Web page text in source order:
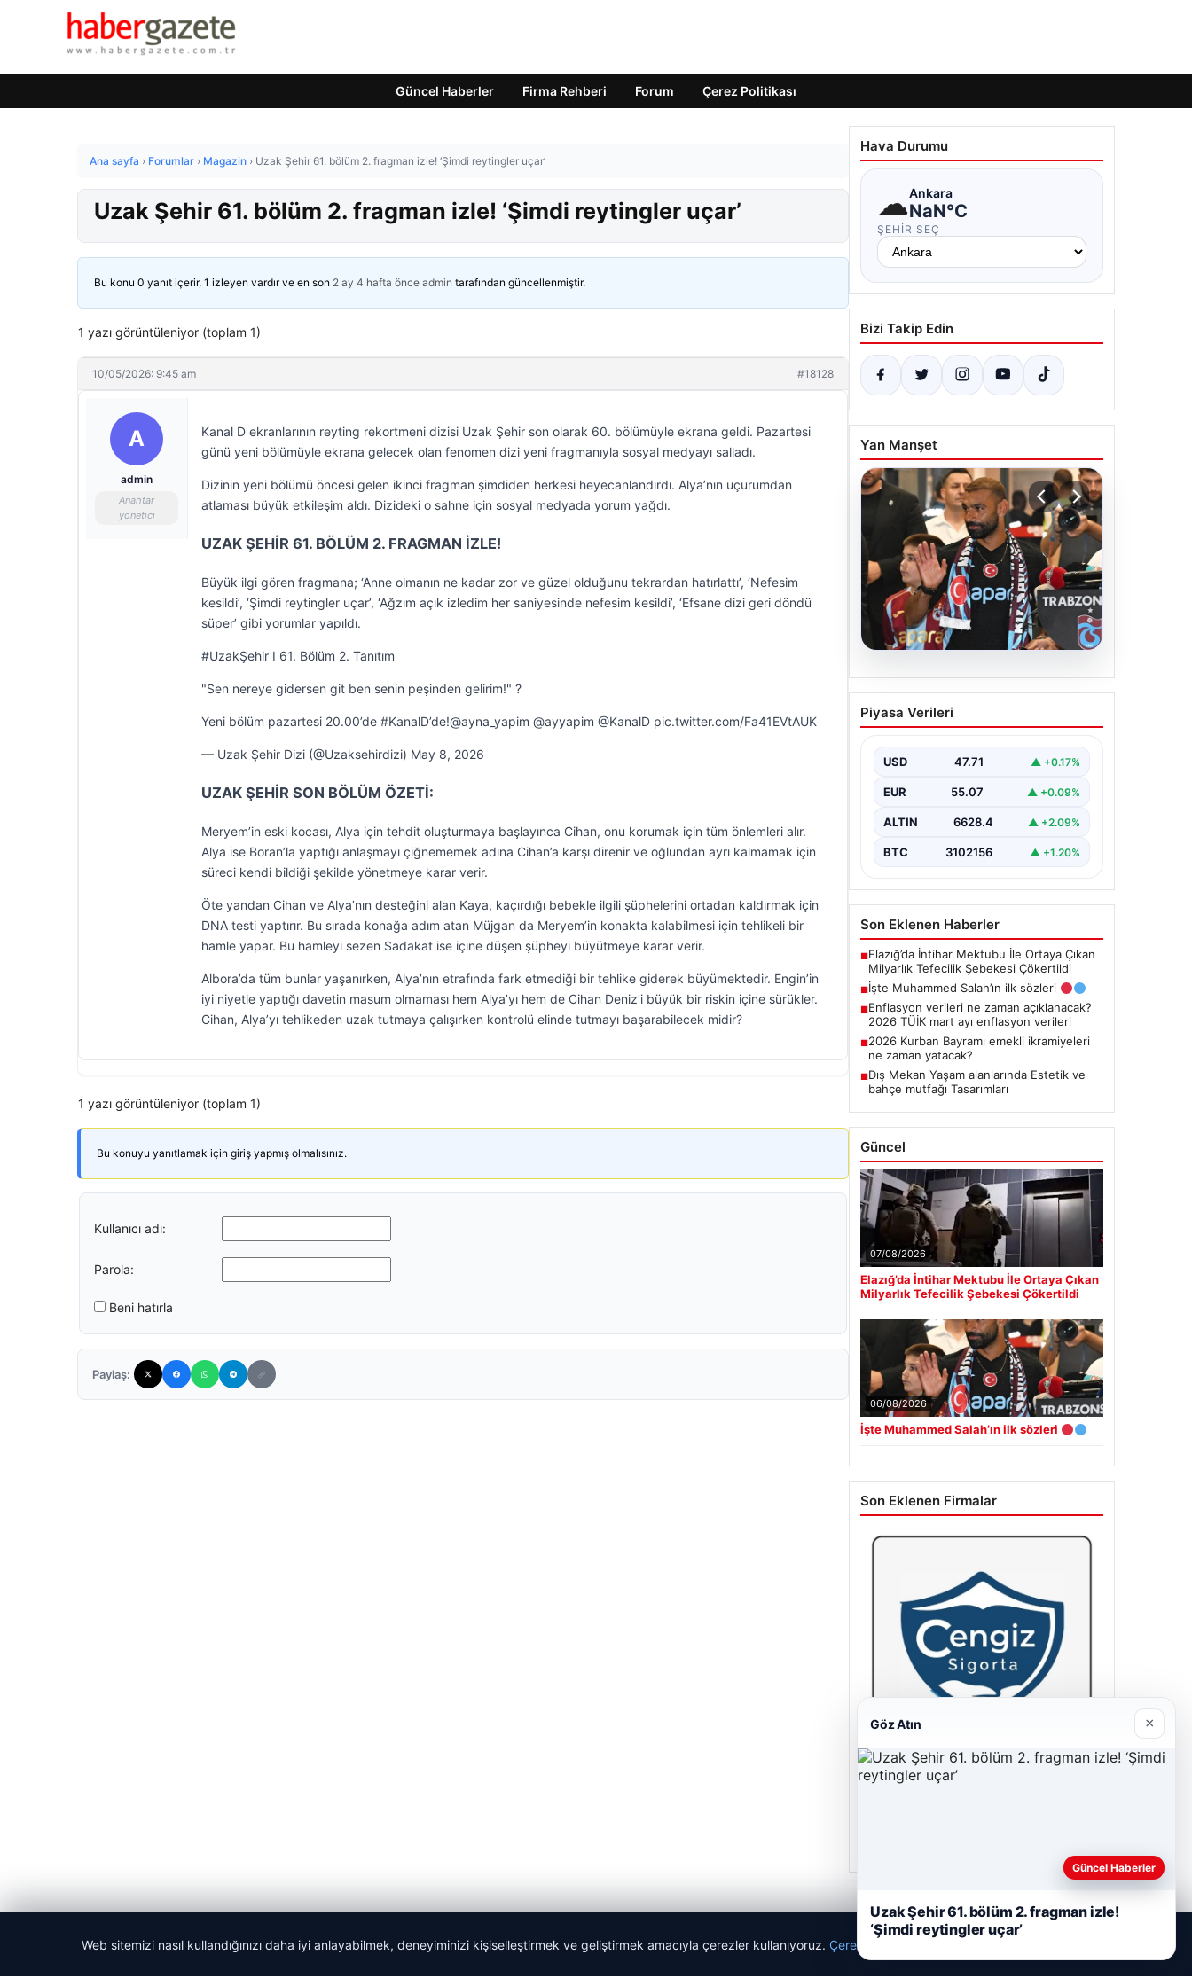
Güncel Haberler Firma Rehberi Forum Çerez Politikası
Ana sayfa › Forumlar › Magazin › Uzak Şehir 61. bölüm 2. fragman izle! ‘Şimdi reytingler uçar’
Uzak Şehir 61. bölüm 2. fragman izle! ‘Şimdi reytingler uçar’
Bu konu 0 yanıt içerir, 1 izleyen vardır ve en son 2 ay 4 hafta önce admin tarafından güncellenmiştir.
1 yazı görüntüleniyor (toplam 1)
10/05/2026: 9:45 am #18128
A
admin
Anahtar
yönetici
Kanal D ekranlarının reyting rekortmeni dizisi Uzak Şehir son olarak 60. bölümüyle ekrana geldi. Pazartesi
günü yeni bölümüyle ekrana gelecek olan fenomen dizi yeni fragmanıyla sosyal medyayı salladı.
Dizinin yeni bölümü öncesi gelen ikinci fragman şimdiden herkesi heyecanlandırdı. Alya’nın uçurumdan
atlaması büyük etkileşim aldı. Dizideki o sahne için sosyal medyada yorum yağdı.
UZAK ŞEHİR 61. BÖLÜM 2. FRAGMAN İZLE!
Büyük ilgi gören fragmana; ‘Anne olmanın ne kadar zor ve güzel olduğunu tekrardan hatırlattı’, ‘Nefesim
kesildi’, ‘Şimdi reytingler uçar’, ‘Ağzım açık izledim her saniyesinde nefesim kesildi’, ‘Efsane dizi geri döndü
süper’ gibi yorumlar yapıldı.
#UzakŞehir I 61. Bölüm 2. Tanıtım
"Sen nereye gidersen git ben senin peşinden gelirim!" ?
Yeni bölüm pazartesi 20.00’de #KanalD’de!@ayna_yapim @ayyapim @KanalD pic.twitter.com/Fa41EVtAUK
— Uzak Şehir Dizi (@Uzaksehirdizi) May 8, 2026
UZAK ŞEHİR SON BÖLÜM ÖZETİ:
Meryem’in eski kocası, Alya için tehdit oluşturmaya başlayınca Cihan, onu korumak için tüm önlemleri alır.
Alya ise Boran’la yaptığı anlaşmayı çiğnememek adına Cihan’a karşı direnir ve oğlundan ayrı kalmamak için
süreci kendi bildiği şekilde yönetmeye karar verir.
Öte yandan Cihan ve Alya’nın desteğini alan Kaya, kaçırdığı bebekle ilgili şüphelerini ortadan kaldırmak için
DNA testi yaptırır. Bu sırada konağa adım atan Müjgan da Meryem’in konakta kalabilmesi için tehlikeli bir
hamle yapar. Bu hamleyi sezen Sadakat ise içine düşen şüpheyi büyütmeye karar verir.
Albora’da tüm bunlar yaşanırken, Alya’nın etrafında fark etmediği bir tehlike giderek büyümektedir. Engin’in
iyi niyetle yaptığı davetin masum olmaması hem Alya’yı hem de Cihan Deniz’i büyük bir riskin içine sürükler.
Cihan, Alya’yı tehlikeden uzak tutmaya çalışırken kontrolü elinde tutmayı başarabilecek midir?
1 yazı görüntüleniyor (toplam 1)
Bu konuyu yanıtlamak için giriş yapmış olmalısınız.
Kullanıcı adı:
Parola:
Beni hatırla
Paylaş:
Hava Durumu
☁Ankara
NaN°C
ŞEHIR SEÇ
Bizi Takip Edin
Yan Manşet
06.08.2026
İşte Muhammed Salah’ın
ilk sözleri
Piyasa Verileri
USD 47.71 ▲ +0.17%
EUR 55.07 ▲ +0.09%
ALTIN 6628.4 ▲ +2.09%
BTC 3102156 ▲ +1.20%
Son Eklenen Haberler
■Elazığ’da İntihar Mektubu İle Ortaya Çıkan
Milyarlık Tefecilik Şebekesi Çökertildi
■İşte Muhammed Salah’ın ilk sözleri
■Enflasyon verileri ne zaman açıklanacak?
2026 TÜİK mart ayı enflasyon verileri
■2026 Kurban Bayramı emekli ikramiyeleri
ne zaman yatacak?
■Dış Mekan Yaşam alanlarında Estetik ve
bahçe mutfağı Tasarımları
Güncel
07/08/2026
Elazığ’da İntihar Mektubu İle Ortaya Çıkan
Milyarlık Tefecilik Şebekesi Çökertildi
06/08/2026
İşte Muhammed Salah’ın ilk sözleri
Son Eklenen Firmalar
Cengiz Sigorta
© 2026 Haber Gazete – En Güncel Haberler
Web sitemizi nasıl kullandığınızı daha iyi anlayabilmek, deneyiminizi kişiselleştirmek ve geliştirmek amacıyla çerezler kullanıyoruz. Çerez Politikamız
Göz Atın ×
Güncel Haberler
Uzak Şehir 61. bölüm 2. fragman izle!
‘Şimdi reytingler uçar’
Yeminli Tercüman|Malta Dil Okulu|lemagrup.com.tr